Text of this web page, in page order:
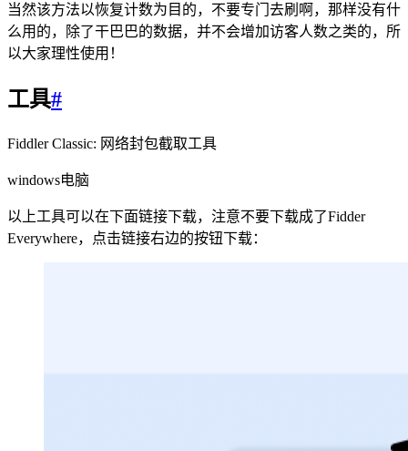
当然该方法以恢复计数为目的，不要专门去刷啊，那样没有什
么用的，除了干巴巴的数据，并不会增加访客人数之类的，所
以大家理性使用！
工具#
Fiddler Classic: 网络封包截取工具
windows电脑
以上工具可以在下面链接下载，注意不要下载成了Fidder
Everywhere，点击链接右边的按钮下载：